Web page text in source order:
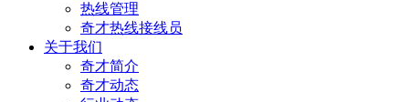
热线管理
奇才热线接线员
关于我们
奇才简介
奇才动态